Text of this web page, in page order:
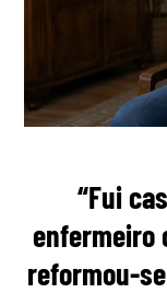
“Fui
enfermeiro
reformou-